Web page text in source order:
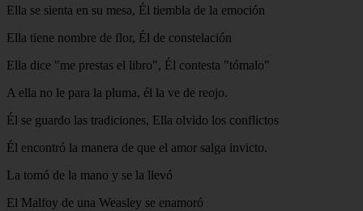
Ella se sienta en su mesa, Él tiembla de la emoción
Ella tiene nombre de flor, Él de constelación
Ella dice "me prestas el libro", Él contesta "tómalo"
A ella no le para la pluma, él la ve de reojo.
Él se guardo las tradiciones, Ella olvido los conflictos
Él encontró la manera de que el amor salga invicto.
La tomó de la mano y se la llevó
El Malfoy de una Weasley se enamoró